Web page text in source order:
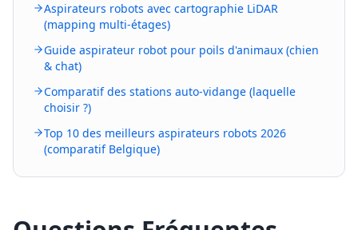
Aspirateurs robots avec cartographie LiDAR
(mapping multi-étages)
Guide aspirateur robot pour poils d'animaux (chien
& chat)
Comparatif des stations auto-vidange (laquelle
choisir ?)
Top 10 des meilleurs aspirateurs robots 2026
(comparatif Belgique)